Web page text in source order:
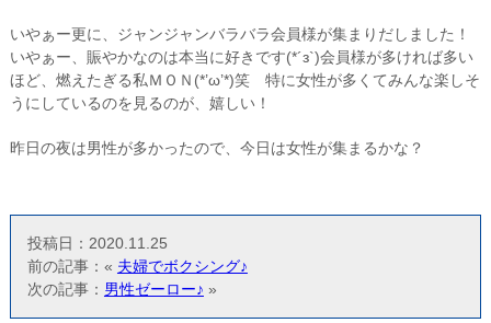
いやぁー更に、ジャンジャンバラバラ会員様が集まりだしました！
いやぁー、賑やかなのは本当に好きです(*´з`)会員様が多ければ多い
ほど、燃えたぎる私ＭＯＮ(*’ω’*)笑 特に女性が多くてみんな楽しそ
うにしているのを見るのが、嬉しい！
昨日の夜は男性が多かったので、今日は女性が集まるかな？
投稿日：2020.11.25
前の記事：« 夫婦でボクシング♪
次の記事： 男性ゼーロー♪ »